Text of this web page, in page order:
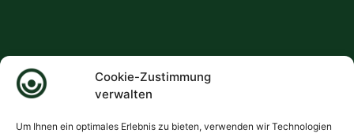
Cookie-Zustimmung
verwalten
Um Ihnen ein optimales Erlebnis zu bieten, verwenden wir Technologien